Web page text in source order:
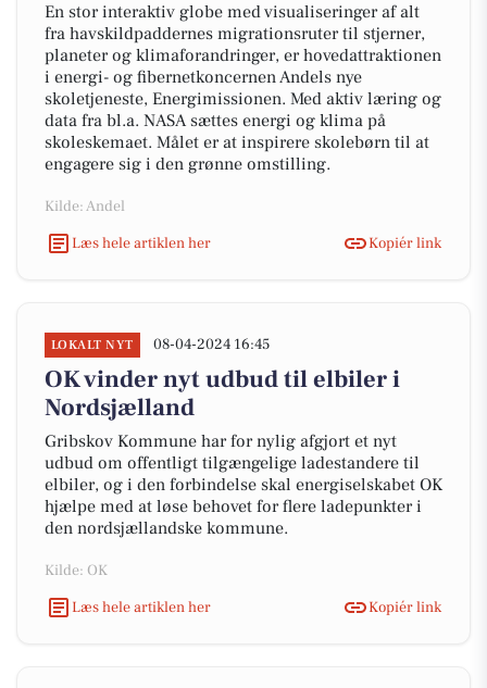
En stor interaktiv globe med visualiseringer af alt
fra havskildpaddernes migrationsruter til stjerner,
planeter og klimaforandringer, er hovedattraktionen
i energi- og fibernetkoncernen Andels nye
skoletjeneste, Energimissionen. Med aktiv læring og
data fra bl.a. NASA sættes energi og klima på
skoleskemaet. Målet er at inspirere skolebørn til at
engagere sig i den grønne omstilling.
Kilde: Andel
Læs hele artiklen her
Kopiér link
LOKALT NYT 08-04-2024 16:45
OK vinder nyt udbud til elbiler i
Nordsjælland
Gribskov Kommune har for nylig afgjort et nyt
udbud om offentligt tilgængelige ladestandere til
elbiler, og i den forbindelse skal energiselskabet OK
hjælpe med at løse behovet for flere ladepunkter i
den nordsjællandske kommune.
Kilde: OK
Læs hele artiklen her
Kopiér link